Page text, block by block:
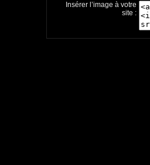
Insérer l’image à votre
site :